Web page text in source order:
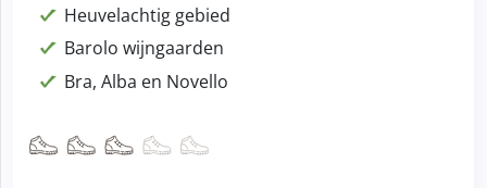
Heuvelachtig gebied
Barolo wijngaarden
Bra, Alba en Novello